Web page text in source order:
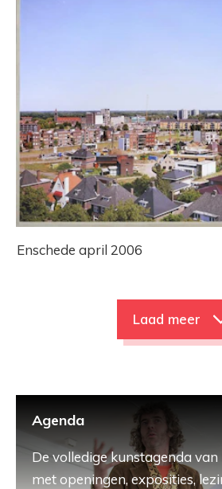
Enschede april 2006
Laad meer
Agenda
De volledige kunstagenda van
met openingen, exposities,